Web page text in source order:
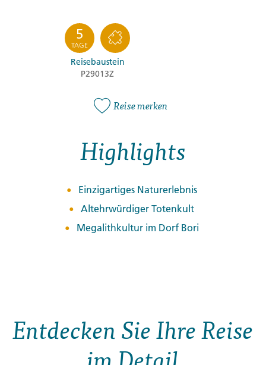
5
TAGE
Reisebaustein
P29013Z
Reise merken
Highlights
Einzigartiges Naturerlebnis
Altehrwürdiger Totenkult
Megalithkultur im Dorf Bori
Entdecken Sie Ihre Reise